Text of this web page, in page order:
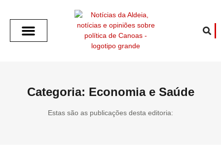
Categoria: Economia e Saúde
Estas são as publicações desta editoria: